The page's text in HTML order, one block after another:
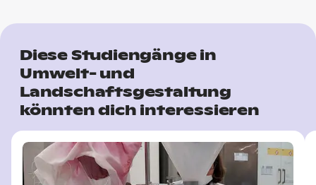
Diese Studiengänge in
Umwelt- und
Landschaftsgestaltung
könnten dich interessieren